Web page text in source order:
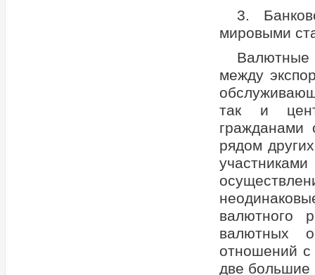
3.
мировыми
между
так и
гражданами
рядом
валютного
валютных
отношений с
две большие